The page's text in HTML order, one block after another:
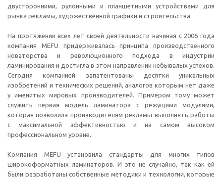
двусторонними, рулонными и планшетными устройствами для
рынка рекламы, художественной графики и строительства.
На протяжении всех лет своей деятельности начиная с 2006 года
компания MEFU придерживалась принципа производственного
новаторства и революционного подхода в индустрии
ламинирования и достигла в этом направлении небывалых успехов.
Сегодня компанией запатентованы десятки уникальных
изобретений и технических решений, аналогов которым нет даже
у именитых мировых производителей. Примером тому может
служить первая модель ламинатора с режущими модулями,
которая позволила производителям рекламы выполнять работы
с максимальной эффективностью и на самом высоком
профессиональном уровне.
Компания MEFU установила стандарты для многих типов
широкоформатных ламинаторов. И это не случайно, так как ей
были разработаны собственные методики и технологии, которые